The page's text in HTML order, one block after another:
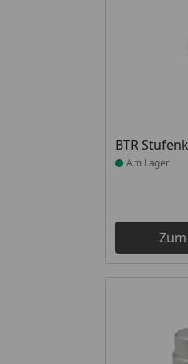
BTR
Produkt
Am Lager